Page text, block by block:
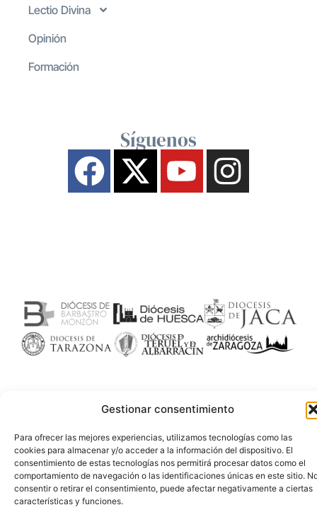
Gestionar consentimiento
Para ofrecer las mejores experiencias, utilizamos tecnologías como las
cookies para almacenar y/o acceder a la información del dispositivo. El
consentimiento de estas tecnologías nos permitirá procesar datos como el
comportamiento de navegación o las identificaciones únicas en este sitio.
consentir o retirar el consentimiento, puede afectar negativamente a ciertas
características y funciones.
Lectio Divina
Opinión
Formación
Síguenos